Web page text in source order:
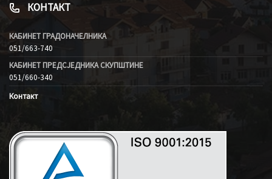
КОНТАКТ
КАБИНЕТ ГРАДОНАЧЕЛНИКА
051/663-740
КАБИНЕТ ПРЕДСЈЕДНИКА СКУПШТИНЕ
051/660-340
Контакт